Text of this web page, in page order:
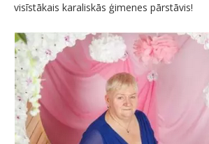
visīstākais karaliskās ģimenes pārstāvis!